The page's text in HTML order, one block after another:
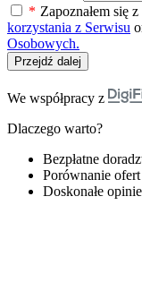
* Zapoznałem się
korzystania z Serwisu
Osobowych.
Przejdź dalej
We współpracy z
Dlaczego warto?
Bezpłatne
Porównanie
Doskonałe